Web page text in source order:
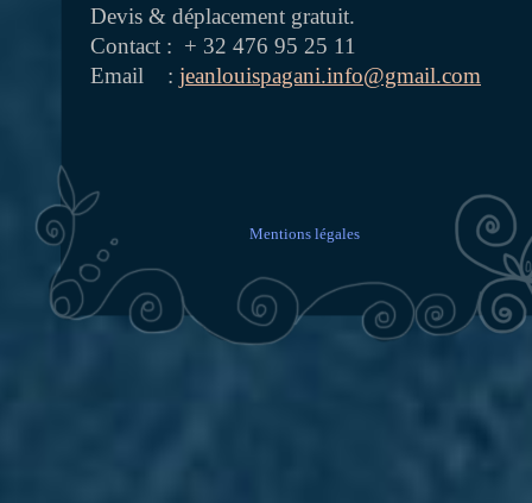
Devis & déplacement gratuit.
Contact : + 32 476 95 25 11
Email : jeanlouispagani.info@gmail.com
Mentions légales